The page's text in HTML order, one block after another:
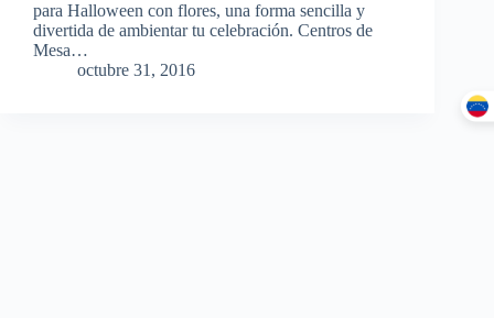
para Halloween con flores, una forma sencilla y
divertida de ambientar tu celebración. Centros de
Mesa…
octubre 31, 2016